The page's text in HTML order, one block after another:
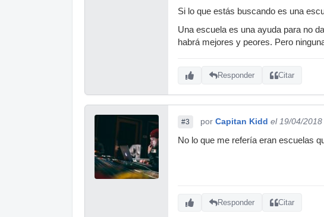
Si lo que estás buscando es una
Una escuela es una ayuda para no
habrá mejores y peores. Pero
Responder Citar
#3 por Capitan Kidd el 19/04/2018
No lo que me refería eran escuelas
Responder Citar